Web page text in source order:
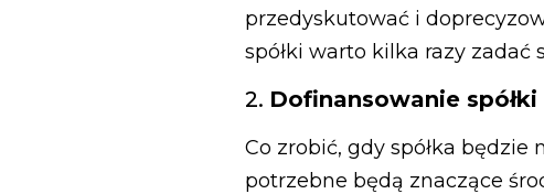
przedyskutować i
spółki warto kilka razy zadać
2. Dofinansowanie spółki
Co zrobić, gdy spółka
potrzebne będą znaczące